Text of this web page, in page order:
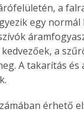
a
egy normál
a
A takarítás
érhető